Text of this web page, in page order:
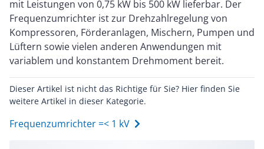
mit Leistungen von 0,75 kW bis 500 kW lieferbar. Der
Frequenzumrichter ist zur Drehzahlregelung von
Kompressoren, Förderanlagen, Mischern, Pumpen und
Lüftern sowie vielen anderen Anwendungen mit
variablem und konstantem Drehmoment bereit.
Dieser Artikel ist nicht das Richtige für Sie? Hier finden Sie
weitere Artikel in dieser Kategorie.
Frequenzumrichter =< 1 kV